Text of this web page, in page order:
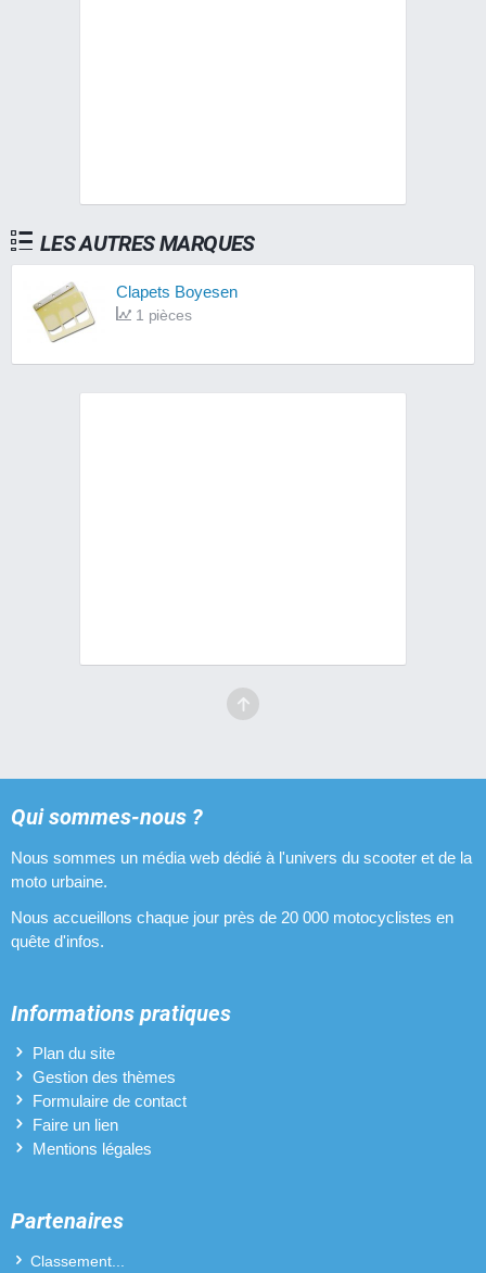
LES AUTRES MARQUES
Clapets Boyesen
1 pièces
Qui sommes-nous ?
Nous sommes un média web dédié à l'univers du scooter et de la
moto urbaine.
Nous accueillons chaque jour près de 20 000 motocyclistes en
quête d'infos.
Informations pratiques
Plan du site
Gestion des thèmes
Formulaire de contact
Faire un lien
Mentions légales
Partenaires
Classement...